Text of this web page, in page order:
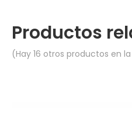
Productos
(Hay 16 otros productos en